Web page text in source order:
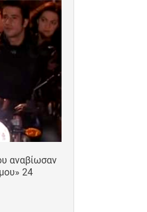
αναβίωσαν
24